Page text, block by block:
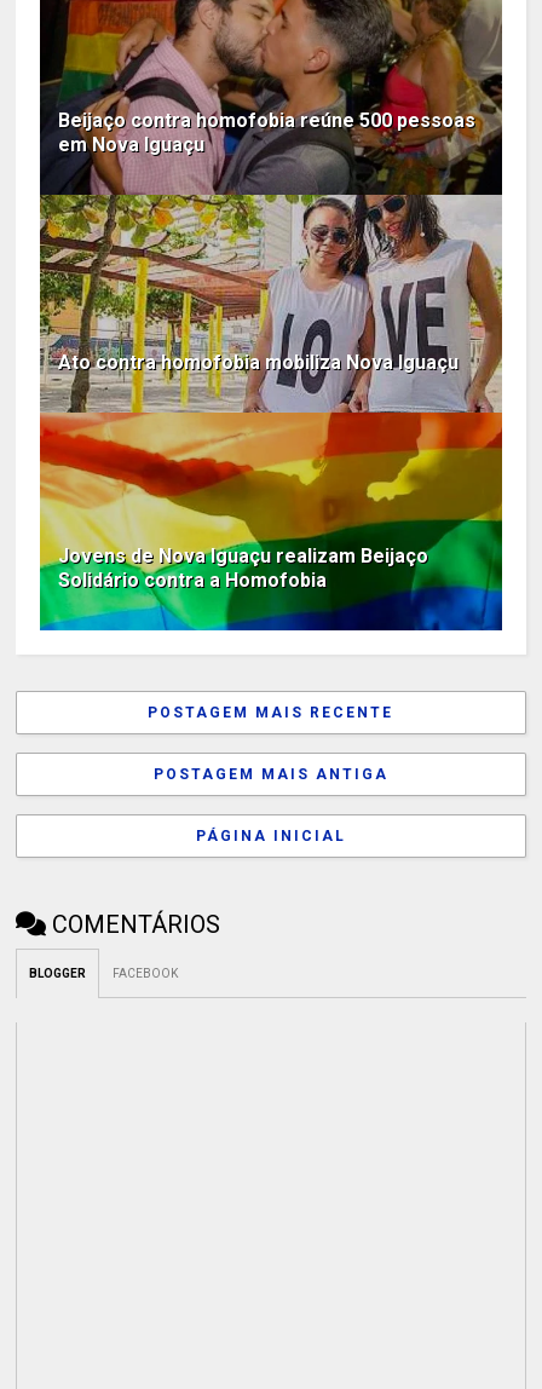
Beijaço contra homofobia reúne 500 pessoas
em Nova Iguaçu
Ato contra homofobia mobiliza Nova Iguaçu
Jovens de Nova Iguaçu realizam Beijaço
Solidário contra a Homofobia
POSTAGEM MAIS RECENTE
POSTAGEM MAIS ANTIGA
PÁGINA INICIAL
COMENTÁRIOS
BLOGGER FACEBOOK